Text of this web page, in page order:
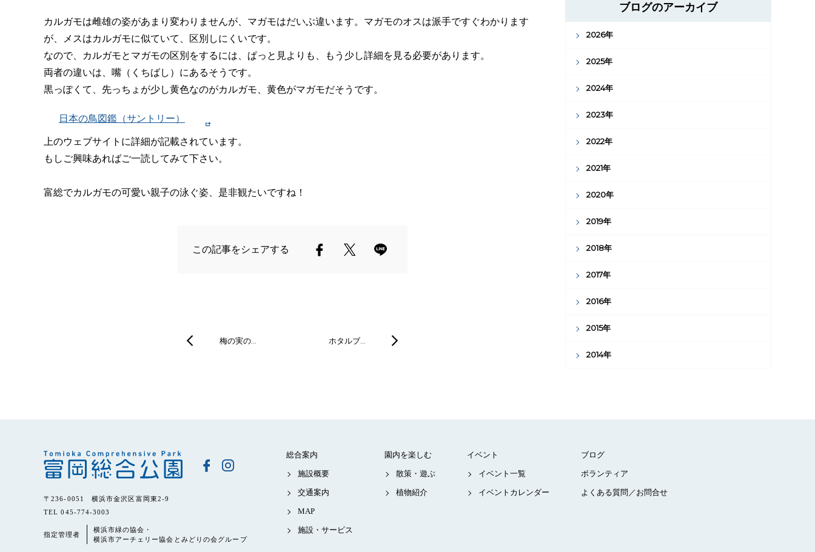
カルガモは雌雄の姿があまり変わりませんが、マガモはだいぶ違います。マガモのオスは派手ですぐわかります
が、メスはカルガモに似ていて、区別しにくいです。
なので、カルガモとマガモの区別をするには、ぱっと見よりも、もう少し詳細を見る必要があります。
両者の違いは、嘴（くちばし）にあるそうです。
黒っぽくて、先っちょが少し黄色なのがカルガモ、黄色がマガモだそうです。
日本の鳥図鑑（サントリー）
上のウェブサイトに詳細が記載されています。
もしご興味あればご一読してみて下さい。
富総でカルガモの可愛い親子の泳ぐ姿、是非観たいですね！
この記事をシェアする
梅の実の… ホタルブ…
ブログのアーカイブ
2026年
2025年
2024年
2023年
2022年
2021年
2020年
2019年
2018年
2017年
2016年
2015年
2014年
〒236-0051 横浜市金沢区富岡東2-9
TEL 045-774-3003
指定管理者
横浜市緑の協会・
横浜市アーチェリー協会とみどりの会グループ
総合案内
施設概要
交通案内
MAP
施設・サービス
園内を楽しむ
散策・遊ぶ
植物紹介
イベント
イベント一覧
イベントカレンダー
ブログ
ボランティア
よくある質問／お問合せ